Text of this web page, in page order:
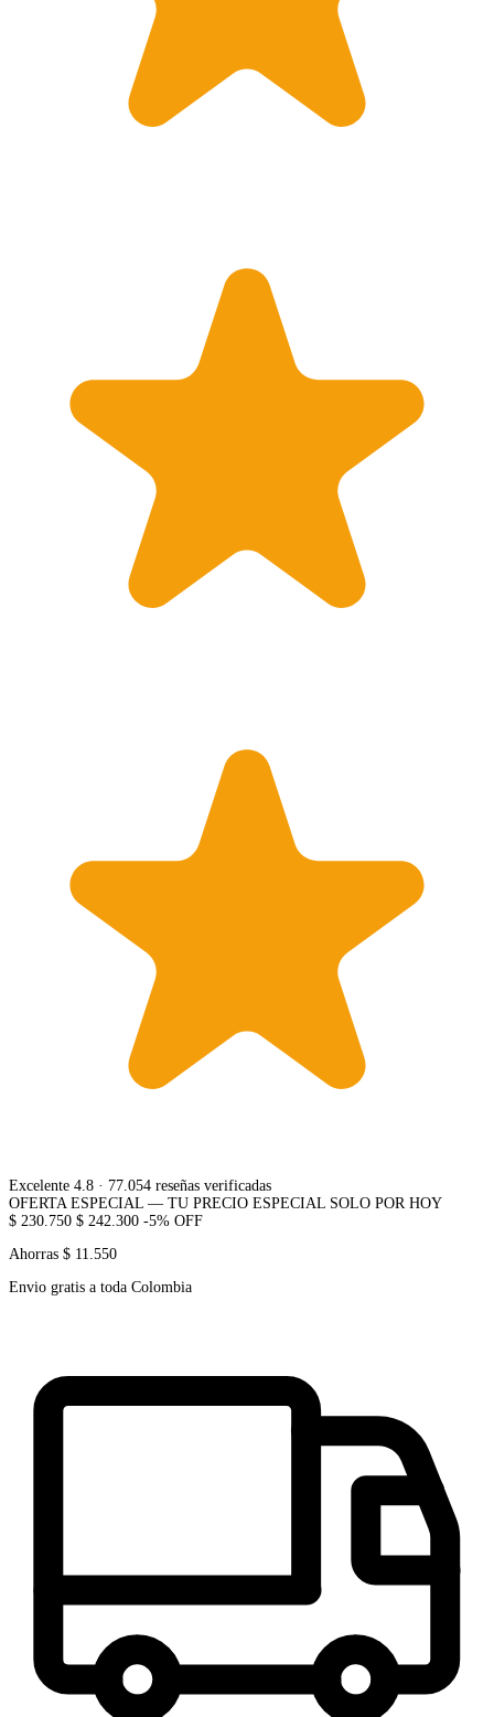
Excelente 4.8 · 77.054 reseñas verificadas
OFERTA ESPECIAL — TU PRECIO ESPECIAL SOLO POR HOY
$ 230.750 $ 242.300 -5% OFF
Ahorras $ 11.550
Envio gratis a toda Colombia